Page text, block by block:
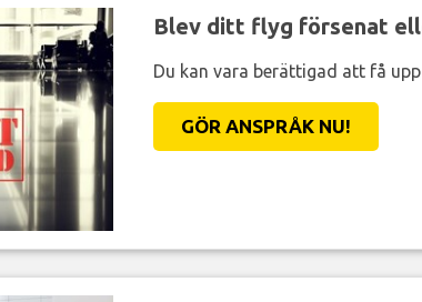
Blev ditt flyg försenat
Du kan vara berättigad att få
GÖR ANSPRÅK NU!